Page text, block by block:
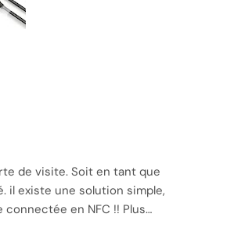
de visite. Soit en tant que
il existe une solution simple,
en NFC !! Plus…